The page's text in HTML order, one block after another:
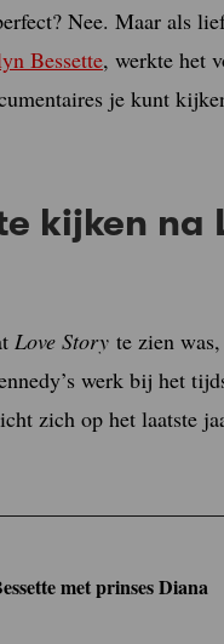
Nee. Maar als
Bessette, werkte het
je kunt
kijken na
Love Story te zien
werk bij het
zich op het laatste
met prinses Diana